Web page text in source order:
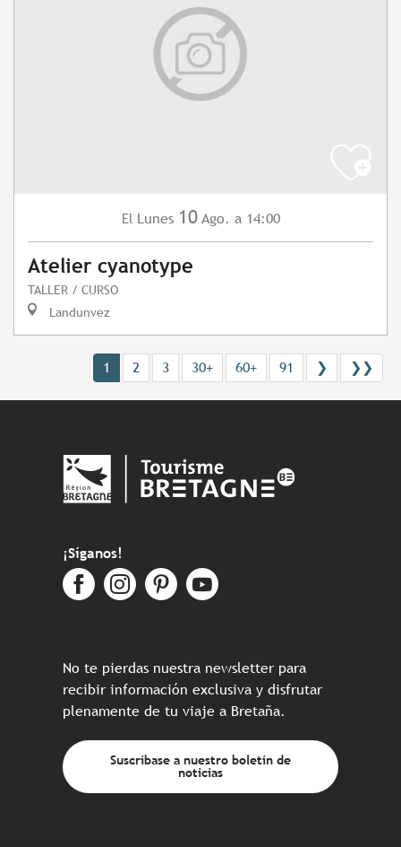
El Lunes 10 Ago. a 14:00
Atelier cyanotype
TALLER / CURSO
Landunvez
1 2 3 30+ 60+ 91 ❯ ❯❯
¡Síganos!
No te pierdas nuestra newsletter para
recibir información exclusiva y disfrutar
plenamente de tu viaje a Bretaña.
Suscríbase a nuestro boletín de
noticias